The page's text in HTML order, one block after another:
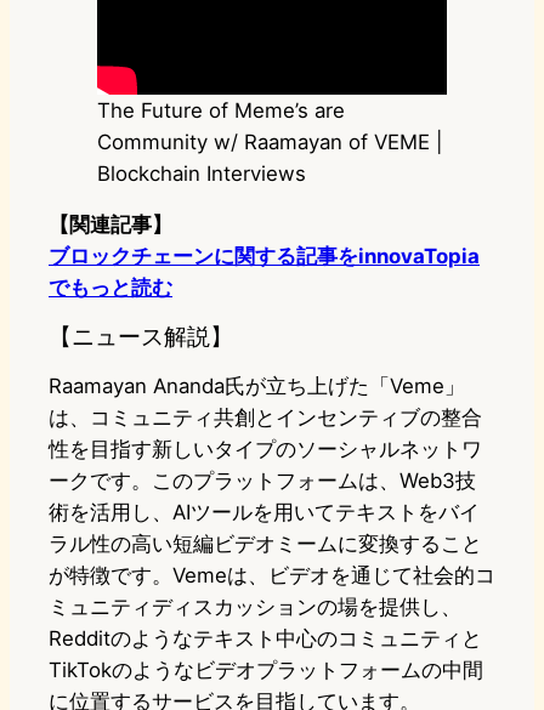
The Future of Meme’s are
Community w/ Raamayan of VEME |
Blockchain Interviews
【関連記事】
ブロックチェーンに関する記事をinnovaTopia
でもっと読む
【ニュース解説】
Raamayan Ananda氏が立ち上げた「Veme」
は、コミュニティ共創とインセンティブの整合
性を目指す新しいタイプのソーシャルネットワ
ークです。このプラットフォームは、Web3技
術を活用し、AIツールを用いてテキストをバイ
ラル性の高い短編ビデオミームに変換すること
が特徴です。Vemeは、ビデオを通じて社会的コ
ミュニティディスカッションの場を提供し、
Redditのようなテキスト中心のコミュニティと
TikTokのようなビデオプラットフォームの中間
に位置するサービスを目指しています。